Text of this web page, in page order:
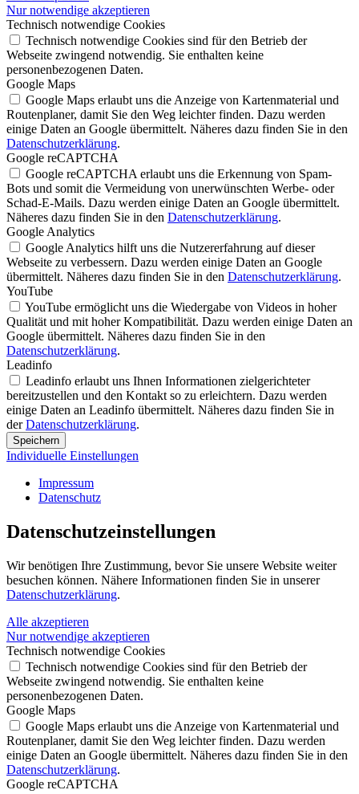
Nur notwendige akzeptieren
Technisch notwendige Cookies
Technisch notwendige Cookies sind für den Betrieb der
Webseite zwingend notwendig. Sie enthalten keine
personenbezogenen Daten.
Google Maps
Google Maps erlaubt uns die Anzeige von Kartenmaterial und
Routenplaner, damit Sie den Weg leichter finden. Dazu werden
einige Daten an Google übermittelt. Näheres dazu finden Sie in den
Datenschutzerklärung.
Google reCAPTCHA
Google reCAPTCHA erlaubt uns die Erkennung von Spam-
Bots und somit die Vermeidung von unerwünschten Werbe- oder
Schad-E-Mails. Dazu werden einige Daten an Google übermittelt.
Näheres dazu finden Sie in den Datenschutzerklärung.
Google Analytics
Google Analytics hilft uns die Nutzererfahrung auf dieser
Webseite zu verbessern. Dazu werden einige Daten an Google
übermittelt. Näheres dazu finden Sie in den Datenschutzerklärung.
YouTube
YouTube ermöglicht uns die Wiedergabe von Videos in hoher
Qualität und mit hoher Kompatibilität. Dazu werden einige Daten an
Google übermittelt. Näheres dazu finden Sie in den
Datenschutzerklärung.
Leadinfo
Leadinfo erlaubt uns Ihnen Informationen zielgerichteter
bereitzustellen und den Kontakt so zu erleichtern. Dazu werden
einige Daten an Leadinfo übermittelt. Näheres dazu finden Sie in
derDatenschutzerklärung.
Speichern
Individuelle Einstellungen
Impressum
Datenschutz
Datenschutz­einstellungen
Wir benötigen Ihre Zustimmung, bevor Sie unsere Website weiter
besuchen können. Nähere Informationen finden Sie in unserer
Datenschutzerklärung.
Alle akzeptieren
Nur notwendige akzeptieren
Technisch notwendige Cookies
Technisch notwendige Cookies sind für den Betrieb der
Webseite zwingend notwendig. Sie enthalten keine
personenbezogenen Daten.
Google Maps
Google Maps erlaubt uns die Anzeige von Kartenmaterial und
Routenplaner, damit Sie den Weg leichter finden. Dazu werden
einige Daten an Google übermittelt. Näheres dazu finden Sie in den
Datenschutzerklärung.
Google reCAPTCHA